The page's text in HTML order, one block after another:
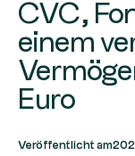
CVC,
einem
Euro
Veröffentlicht am